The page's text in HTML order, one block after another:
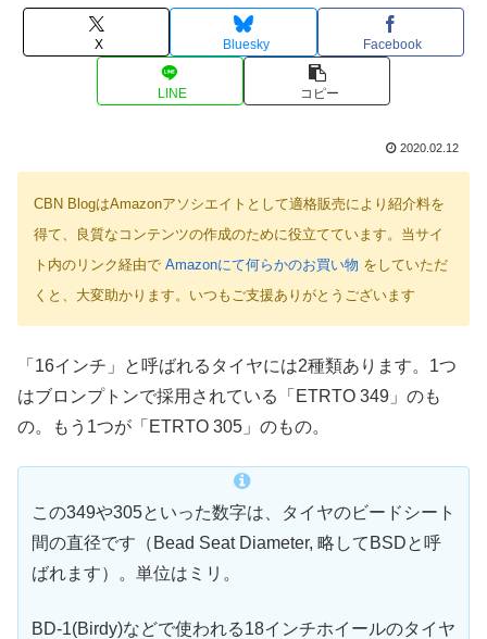
X Bluesky Facebook
LINE コピー
2020.02.12
CBN BlogはAmazonアソシエイトとして適格販売により紹介料を
得て、良質なコンテンツの作成のために役立てています。当サイ
ト内のリンク経由で Amazonにて何らかのお買い物 をしていただ
くと、大変助かります。いつもご支援ありがとうございます
「16インチ」と呼ばれるタイヤには2種類あります。1つ
はブロンプトンで採用されている「ETRTO 349」のも
の。もう1つが「ETRTO 305」のもの。
この349や305といった数字は、タイヤのビードシート
間の直径です（Bead Seat Diameter, 略してBSDと呼
ばれます）。単位はミリ。
BD-1(Birdy)などで使われる18インチホイールのタイヤ